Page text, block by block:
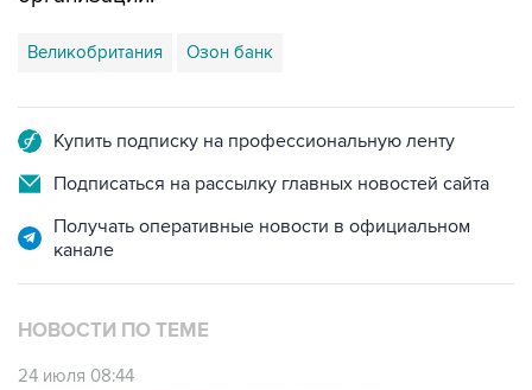
Великобритания Озон банк
Купить подписку на профессиональную ленту
Подписаться на рассылку главных новостей сайта
Получать оперативные новости в официальном
канале
НОВОСТИ ПО ТЕМЕ
24 июля 08:44